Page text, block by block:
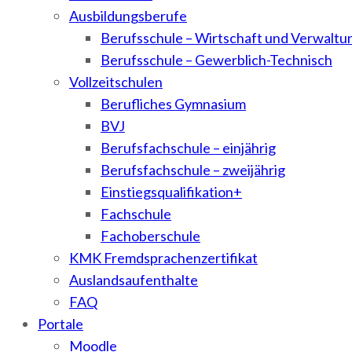
Ausbildungsberufe
Berufsschule – Wirtschaft und
Berufsschule – Gewerblich-Technisch
Vollzeitschulen
Berufliches Gymnasium
BVJ
Berufsfachschule – einjährig
Berufsfachschule – zweijährig
Einstiegsqualifikation+
Fachschule
Fachoberschule
KMK Fremdsprachenzertifikat
Auslandsaufenthalte
FAQ
Portale
Moodle